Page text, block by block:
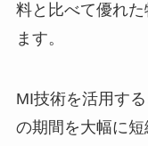
料と比べて優れ
ます。
MI技術を活用す
の期間を大幅に